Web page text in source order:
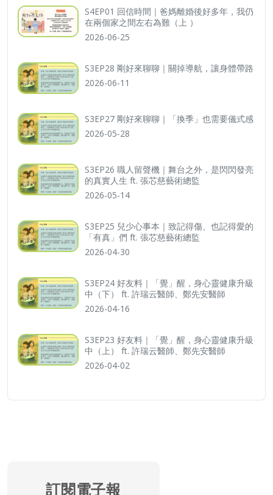
S4EP01 回信時間｜爸媽離婚後好多年，我仍
在兩個家之間左右為難（上 ）
2026-06-25
S3EP28 剛好來聊聊｜關掉導航，讓身體帶路
2026-06-11
S3EP27 剛好來聊聊｜「換季」也需要儀式感
2026-05-28
S3EP26 職人留聲機｜舞台之外，是閃閃發亮
的真實人生 ft. 張芯慈藝術總監
2026-05-14
S3EP25 兒少心事本｜致記得傷、也記得愛的
「有真」們 ft. 張芯慈藝術總監
2026-04-30
S3EP24 好友料｜「覺」醒，身心靈健康升級
中（下） ft. 許瑞云醫師、鄭先安醫師
2026-04-16
S3EP23 好友料｜「覺」醒，身心靈健康升級
中（上） ft. 許瑞云醫師、鄭先安醫師
2026-04-02
訂閱電子報